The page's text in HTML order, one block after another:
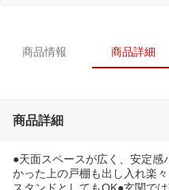
商品情報 商品詳細
商品詳細
●天面スペースが広く、安定
かった上の戸棚も出し入れ楽
スタンドとしてもOK●玄関で